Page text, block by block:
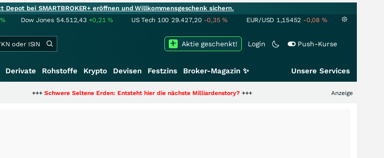
Depot bei SMARTBROKER+ eröffnen und Willkommensgeschenk sichern.
% Dow Jones 54.512,43 +0,21% US Tech 100 29.427,20 -0,35% EUR/USD 1,15452 -0,08 %
Login Push-Kurse
Aktie geschenkt!
Derivate Rohstoffe Krypto Devisen Festzins Broker-Magazin ✨ Unsere Services
Schwere Seltene Erden: Entsteht hier die nächste Milliardenstory?+++ Anzeige